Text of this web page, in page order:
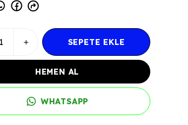
SEPETE EKLE
HEMEN AL
WHATSAPP